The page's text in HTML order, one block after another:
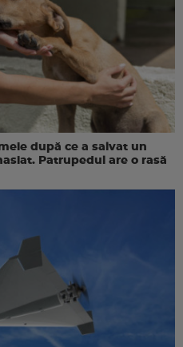
după ce a salvat un
Patrupedul are o rasă